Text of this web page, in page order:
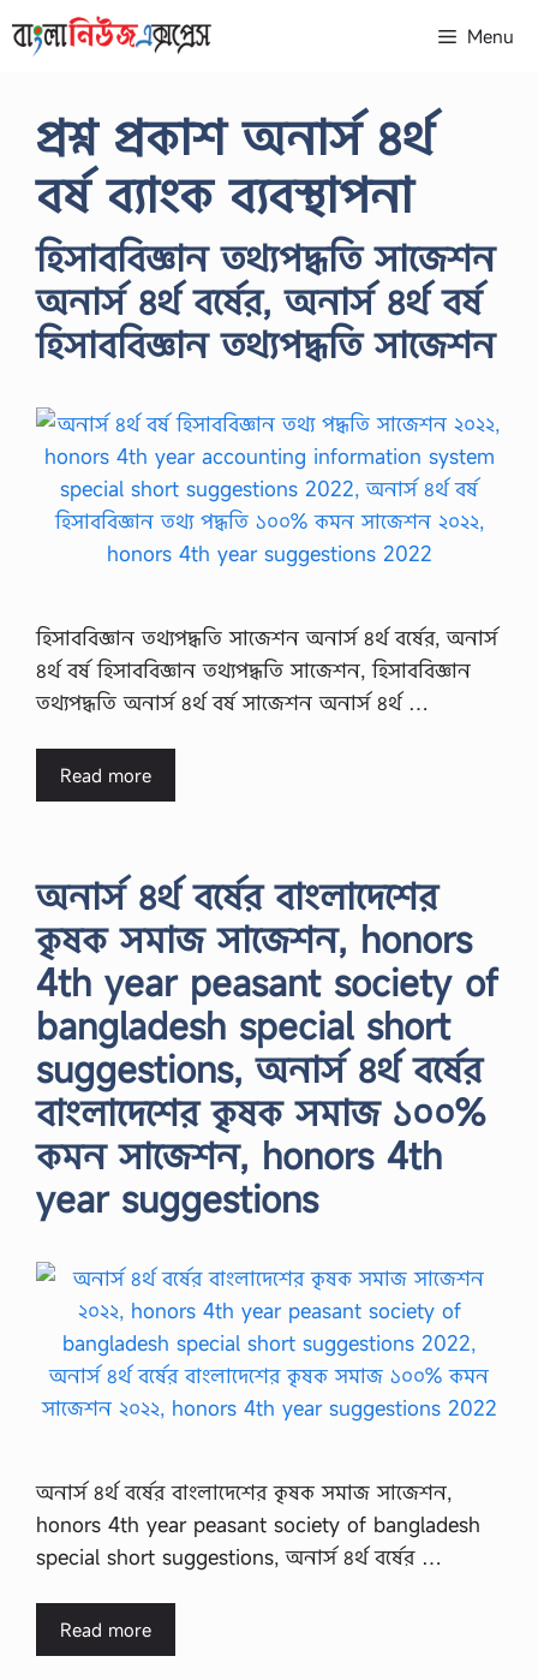
to
Menu
প্রশ্ন প্রকাশ অনার্স ৪র্থ
বর্ষ ব্যাংক ব্যবস্থাপনা
হিসাববিজ্ঞান তথ্যপদ্ধতি সাজেশন
অনার্স ৪র্থ বর্ষের, অনার্স ৪র্থ বর্ষ
হিসাববিজ্ঞান তথ্যপদ্ধতি সাজেশন
হিসাববিজ্ঞান তথ্যপদ্ধতি সাজেশন অনার্স ৪র্থ বর্ষের, অনার্স
৪র্থ বর্ষ হিসাববিজ্ঞান তথ্যপদ্ধতি সাজেশন, হিসাববিজ্ঞান
তথ্যপদ্ধতি অনার্স ৪র্থ বর্ষ সাজেশন অনার্স ৪র্থ …
Read more
অনার্স ৪র্থ বর্ষের বাংলাদেশের
কৃষক সমাজ সাজেশন, honors
4th year peasant society of
bangladesh special short
suggestions, অনার্স ৪র্থ বর্ষের
বাংলাদেশের কৃষক সমাজ ১০০%
কমন সাজেশন, honors 4th
year suggestions
অনার্স ৪র্থ বর্ষের বাংলাদেশের কৃষক সমাজ সাজেশন,
honors 4th year peasant society of bangladesh
special short suggestions, অনার্স ৪র্থ বর্ষের …
Read more